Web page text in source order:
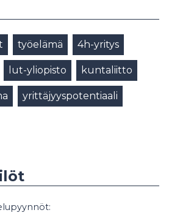
työelämä 4h-yritys
lut-yliopisto kuntaliitto
yrittäjyyspotentiaali